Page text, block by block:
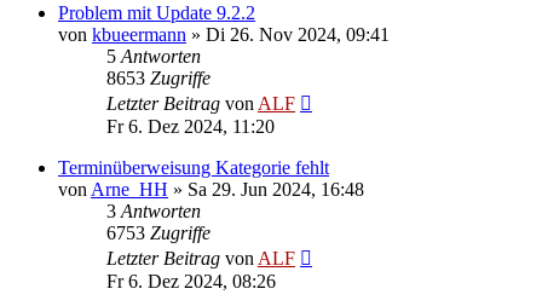
Problem mit Update 9.2.2
von kbueermann » Di 26. Nov 2024, 09:41
5 Antworten
8653 Zugriffe
Letzter Beitrag von ALF
Fr 6. Dez 2024, 11:20
Terminüberweisung Kategorie fehlt
von Arne_HH » Sa 29. Jun 2024, 16:48
3 Antworten
6753 Zugriffe
Letzter Beitrag von ALF
Fr 6. Dez 2024, 08:26